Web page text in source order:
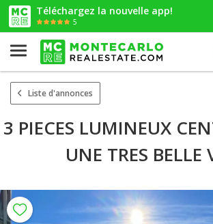
Téléchargez la nouvelle app!
5
Liste d'annonces
3 PIECES LUMINEUX
UNE TRES BELLE